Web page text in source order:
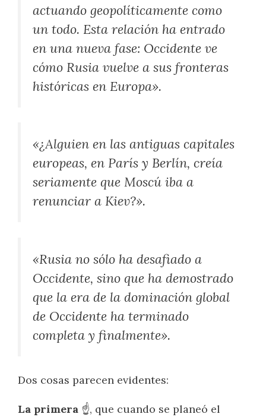
actuando geopolíticamente como
un todo. Esta relación ha entrado
en una nueva fase: Occidente ve
cómo Rusia vuelve a sus fronteras
históricas en Europa».
«¿Alguien en las antiguas capitales
europeas, en París y Berlín, creía
seriamente que Moscú iba a
renunciar a Kiev?».
«Rusia no sólo ha desafiado a
Occidente, sino que ha demostrado
que la era de la dominación global
de Occidente ha terminado
completa y finalmente».
Dos cosas parecen evidentes:
La primera ☝️, que cuando se planeó el